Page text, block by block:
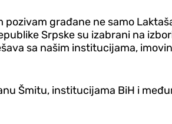
građane ne samo
Srpske su izabrani na
sa našim institucijama,
Šmitu, institucijama BiH i